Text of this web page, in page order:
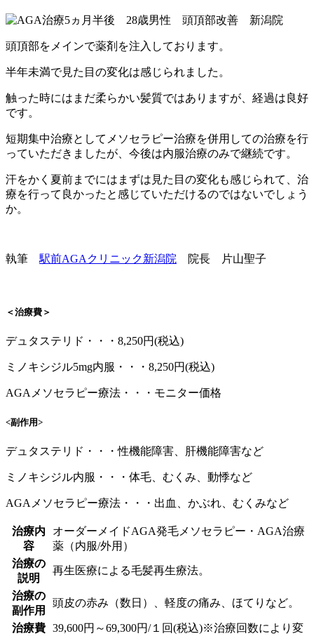
頭頂部をメインで薬剤を注入しております。
半年未満で見た目の変化は感じられました。
触った時にはまだ柔らかい髪質ではありますが、経過は良好
です。
短期集中治療としてメソセラピー治療を併用しての治療を行
っていただきましたが、今後は内服治療のみで継続です。
汗をかく夏前までにはまずは見た目の変化も感じられて、治
療を行って良かったと感じていただけるのではないでしょう
か。
執筆 駅前AGAクリニック新潟院 院長 片山聖子
＜治療費＞
デュタステリド・・・8,250円(税込)
ミノキシジル5mg内服・・・8,250円(税込)
AGAメソセラピー療法・・・モニター価格
<副作用>
デュタステリド・・・性機能障害、肝機能障害など
ミノキシジル内服・・・体毛、むくみ、動悸など
AGAメソセラピー療法・・・出血、かぶれ、むくみなど
治療内
容
オーダーメイドAGA発毛メソセラピー・AGA治療
薬（内服/外用）
治療の
説明
再生医療による毛髪再生療法。
治療の
副作用
頭皮の赤み（数日）、軽度の痛み、ほてりなど。
治療費 39,600円～69,300円/１回(税込)※治療回数により変